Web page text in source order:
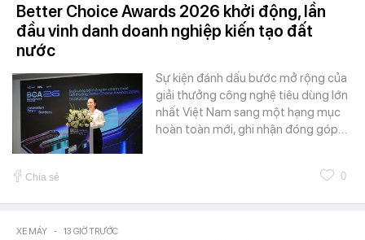
Better Choice Awards 2026 khởi động, lần
đầu vinh danh doanh nghiệp kiến tạo đất
nước
Sự kiện đánh dấu bước mở rộng của
giải thưởng công nghệ tiêu dùng lớn
nhất Việt Nam sang một hạng mục
hoàn toàn mới, ghi nhận đóng góp…
Chia sẻ 0
XE MÁY - 13 GIỜ TRƯỚC